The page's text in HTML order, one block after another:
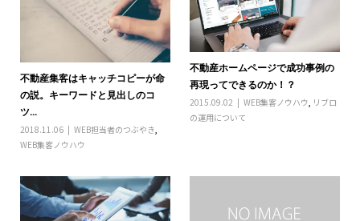
不動産集客はキャッチコピーが命
の説。キーワードと見出しのコ
ツ...
2018.11.06 WEB担当者のつぶやき
WEB集客ノウハウ
不動産ホームページで成功事例の
再現ってできるのか！？
2015.09.02 WEB集客ノウハウ リブロ
の運用について